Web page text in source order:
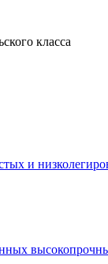
класса
и